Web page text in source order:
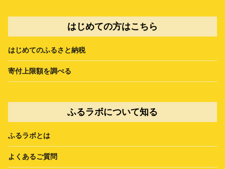
はじめての方はこちら
はじめてのふるさと納税
寄付上限額を調べる
ふるラボについて知る
ふるラボとは
よくあるご質問